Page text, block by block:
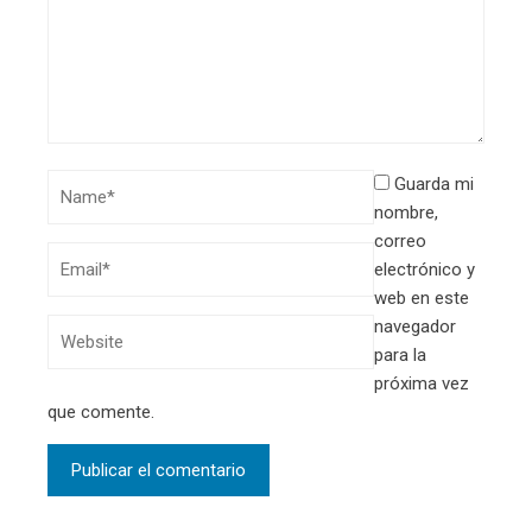
Guarda mi
nombre,
correo
electrónico y
web en este
navegador
para la
próxima vez
que comente.